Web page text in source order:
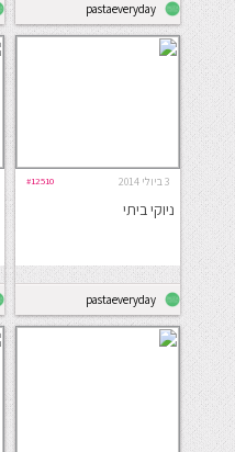
pastaeveryday
3 ביולי 2014 #12510
ניוקי ביתי
pastaeveryday